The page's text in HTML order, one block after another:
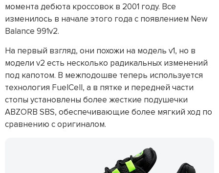
момента дебюта кроссовок в 2001 году. Все
изменилось в начале этого года с появлением New
Balance 991v2.
На первый взгляд, они похожи на модель v1, но в
модели v2 есть несколько радикальных изменений
под капотом. В межподошве теперь используется
технология FuelCell, а в пятке и передней части
стопы установлены более жесткие подушечки
ABZORB SBS, обеспечивающие более мягкий ход по
сравнению с оригиналом.